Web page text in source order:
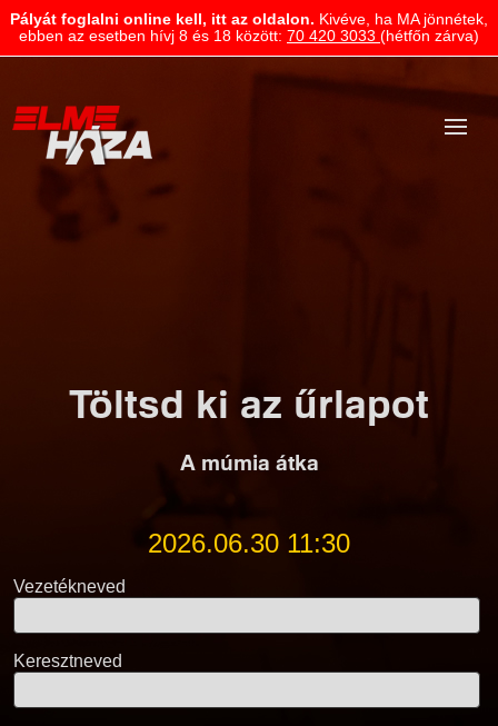
Pályát foglalni online kell, itt az oldalon. Kivéve, ha MA jönnétek,
ebben az esetben hívj 8 és 18 között: 70 420 3033 (hétfőn zárva)
Töltsd ki az űrlapot
A múmia átka
2026.06.30 11:30
Vezetékneved
Keresztneved